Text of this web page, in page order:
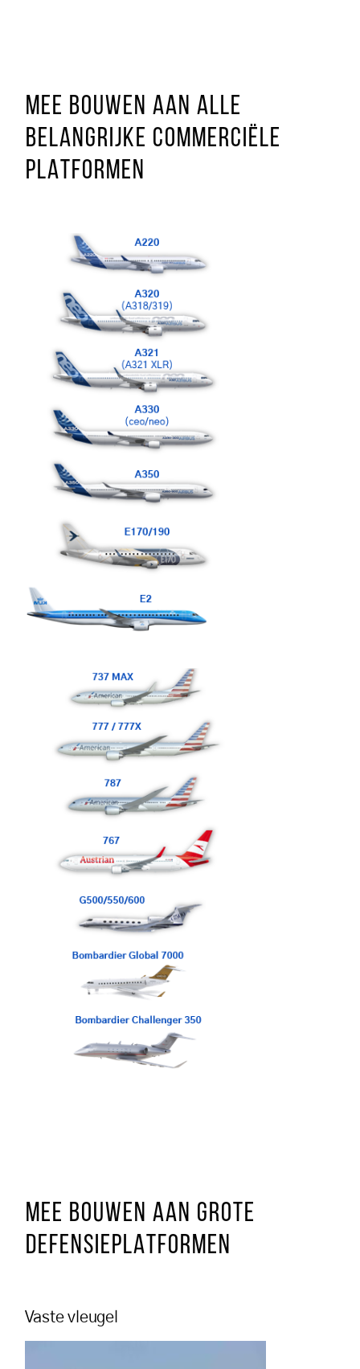
MEE BOUWEN AAN ALLE
BELANGRIJKE COMMERCIËLE
PLATFORMEN
MEE BOUWEN AAN GROTE
DEFENSIEPLATFORMEN
Vaste vleugel